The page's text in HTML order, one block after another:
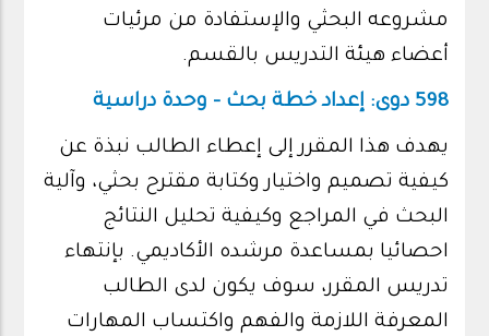
مشروعه البحثي والإستفادة من مرئيات
أعضاء هيئة التدريس بالقسم.
598 دوى: إعداد خطة بحث - وحدة دراسية
يهدف هذا المقرر إلى إعطاء الطالب نبذة عن
كيفية تصميم واختيار وكتابة مقترح بحثي، وآلية
البحث في المراجع وكيفية تحليل النتائج
احصائيا بمساعدة مرشده الأكاديمي. بإنتهاء
تدريس المقرر، سوف يكون لدى الطالب
المعرفة اللازمة والفهم واكتساب المهارات